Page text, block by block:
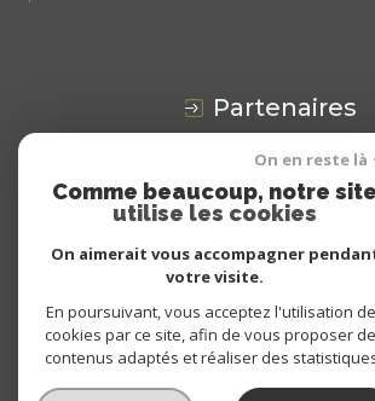
partenaires
Avis
CLIENTS
© 2026 | TOUS DROITS RÉSERVÉS |
GOOGLE |
NOS HONORAIRES
PLAN DU SITE MENTIONS
NOS LIENS
POLITIQUE RGPD
On en reste là
Comme beaucoup, notre site
utilise les cookies
On aimerait vous accompagner
votre visite.
En poursuivant, vous acceptez l'utilisation
cookies par ce site, afin de vous proposer
contenus adaptés et réaliser des